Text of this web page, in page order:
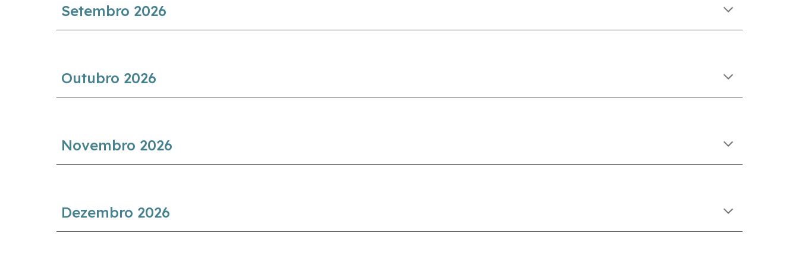
Setembro 2026
Outubro 2026
Novembro 2026
Dezembro 2026